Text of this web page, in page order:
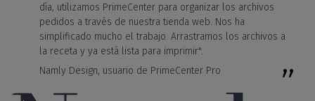
día, utilizamos PrimeCenter para organizar los archivos
pedidos a través de nuestra tienda web. Nos ha
simplificado mucho el trabajo. Arrastramos los archivos a
la receta y ya está lista para imprimir".
Namly Design, usuario de PrimeCenter Pro